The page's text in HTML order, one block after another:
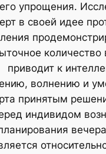
упрощения.
в своей идее
количество
приводит к
волнению и
принятым
индивидом